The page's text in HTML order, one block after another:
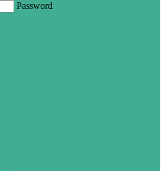
Password